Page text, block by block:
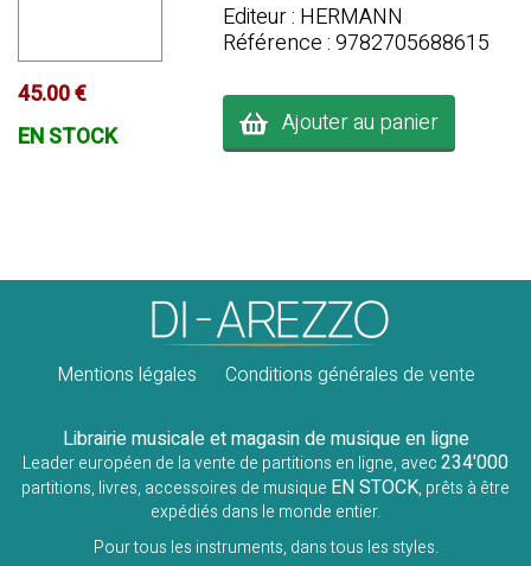
45.00 €
EN STOCK
Editeur : HERMANN
Référence : 9782705688615
Ajouter au panier
Mentions légales Conditions générales de vente
Librairie musicale et magasin de musique en ligne
Leader européen de la vente de partitions en ligne, avec234'000
partitions, livres, accessoires de musique EN STOCK, prêts à être
expédiés dans le monde entier.
Pour tous les instruments, dans tous les styles.